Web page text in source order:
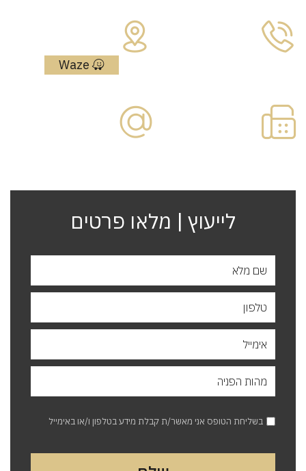
לייעוץ | מלאו פרטים
בשליחת הטופס אני מאשר/ת קבלת מידע בטלפון ו/או באימייל